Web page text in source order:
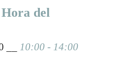
del
__ 10:00 - 14:00